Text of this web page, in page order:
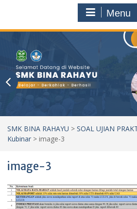
Menu
SMK BINA RAHAYU > SOAL UJIAN
Kubinar > image-3
image-3